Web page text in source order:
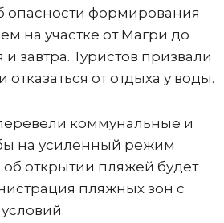
опасности формирования
на участке от Магри до
завтра. Туристов призвали
отказаться от отдыха у воды.
коммунальные и
на усиленный режим
открытии пляжей будет
пляжных зон с